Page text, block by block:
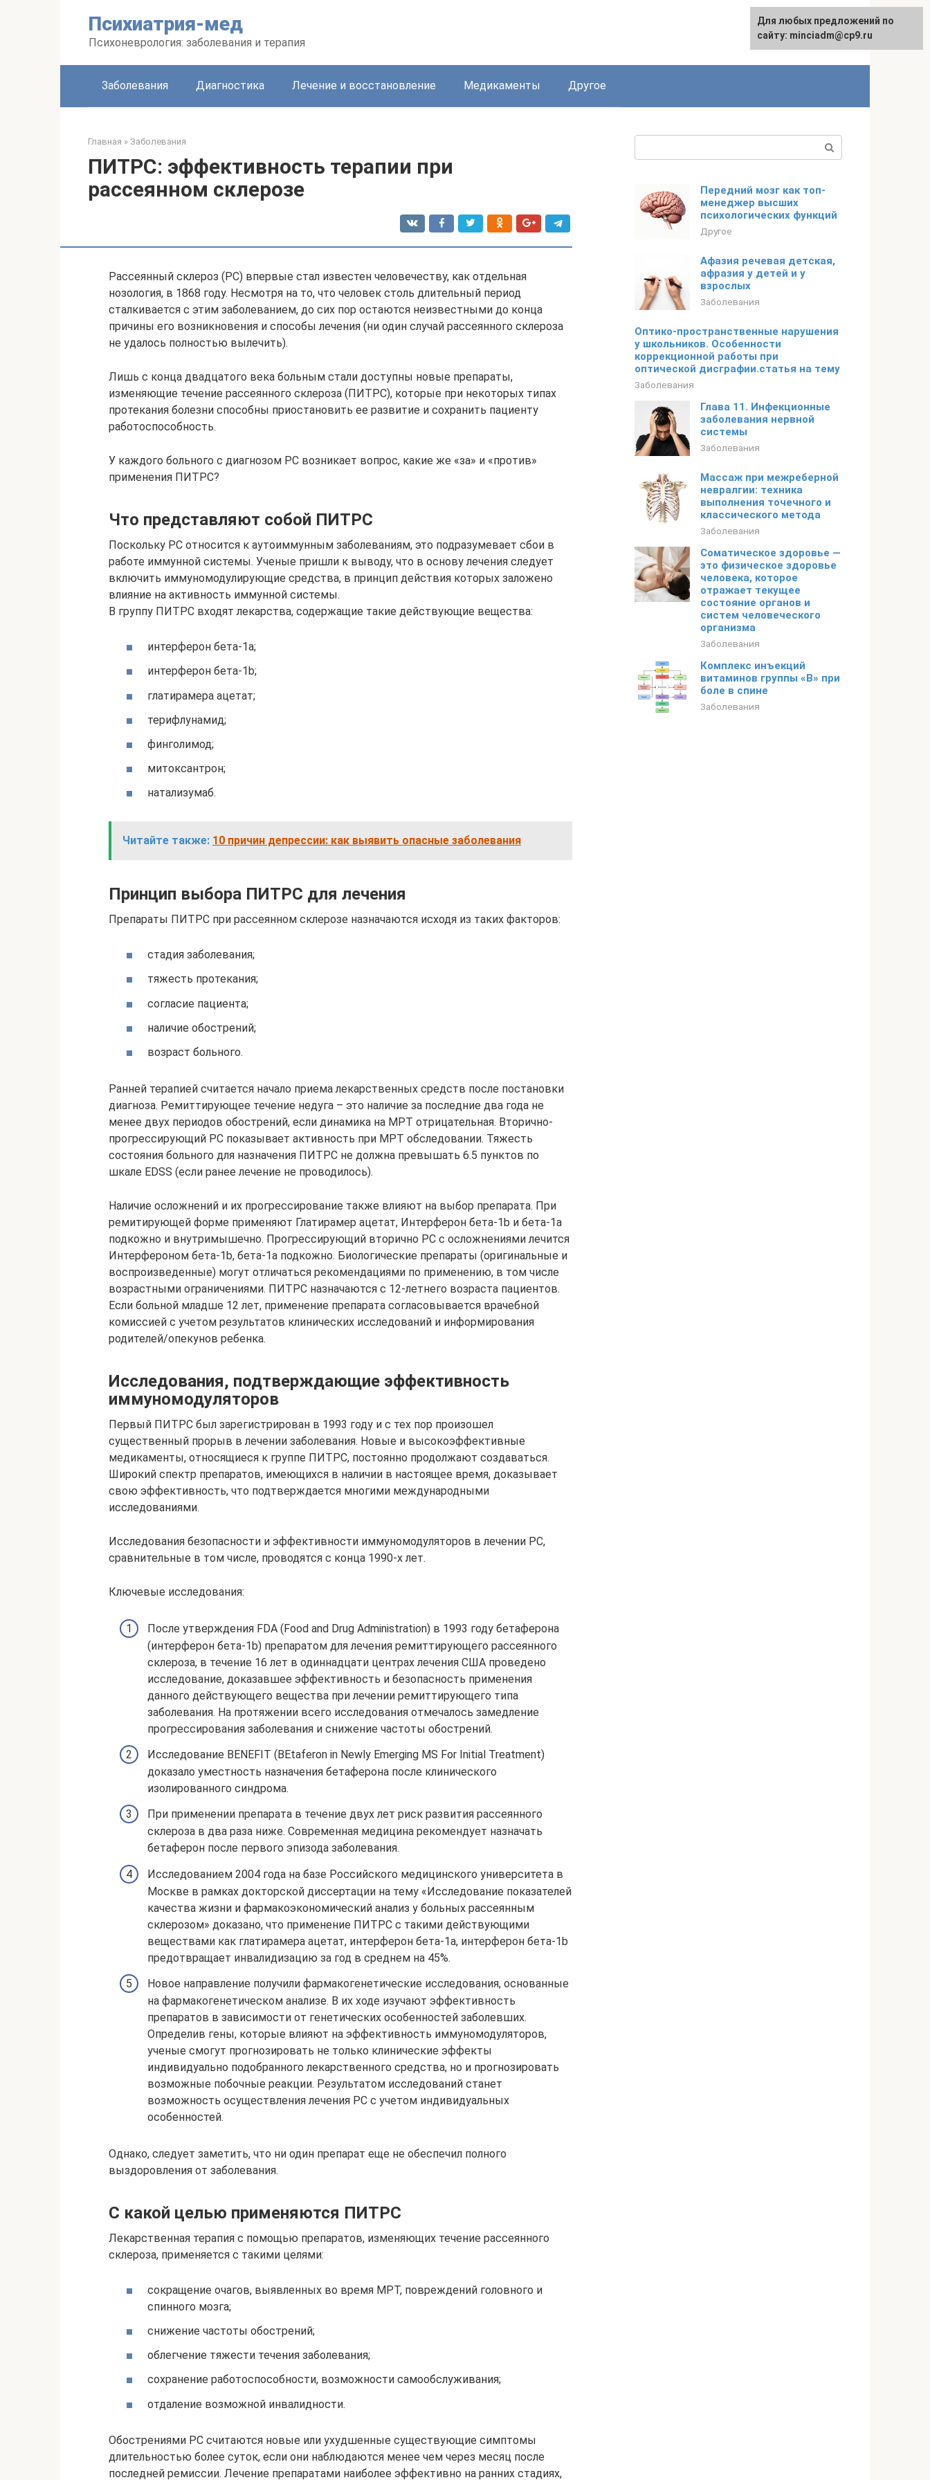
Психиатрия-мед
Психоневрология: заболевания и терапия
Заболевания Диагностика Лечение и восстановление Медикаменты Другое
Главная » Заболевания
ПИТРС: эффективность терапии при
рассеянном склерозе
Рассеянный склероз (РС) впервые стал известен человечеству, как отдельная
нозология, в 1868 году. Несмотря на то, что человек столь длительный период
сталкивается с этим заболеванием, до сих пор остаются неизвестными до конца
причины его возникновения и способы лечения (ни один случай рассеянного склероза
не удалось полностью вылечить).
Лишь с конца двадцатого века больным стали доступны новые препараты,
изменяющие течение рассеянного склероза (ПИТРС), которые при некоторых типах
протекания болезни способны приостановить ее развитие и сохранить пациенту
работоспособность.
У каждого больного с диагнозом РС возникает вопрос, какие же «за» и «против»
применения ПИТРС?
Что представляют собой ПИТРС
Поскольку РС относится к аутоиммунным заболеваниям, это подразумевает сбои в
работе иммунной системы. Ученые пришли к выводу, что в основу лечения следует
включить иммуномодулирующие средства, в принцип действия которых заложено
влияние на активность иммунной системы.
В группу ПИТРС входят лекарства, содержащие такие действующие вещества:
интерферон бета-1а;
интерферон бета-1b;
глатирамера ацетат;
терифлунамид;
финголимод;
митоксантрон;
натализумаб.
Читайте также: 10 причин депрессии: как выявить опасные заболевания
Принцип выбора ПИТРС для лечения
Препараты ПИТРС при рассеянном склерозе назначаются исходя из таких факторов:
стадия заболевания;
тяжесть протекания;
согласие пациента;
наличие обострений;
возраст больного.
Ранней терапией считается начало приема лекарственных средств после постановки
диагноза. Ремиттирующее течение недуга – это наличие за последние два года не
менее двух периодов обострений, если динамика на МРТ отрицательная. Вторично-
прогрессирующий РС показывает активность при МРТ обследовании. Тяжесть
состояния больного для назначения ПИТРС не должна превышать 6.5 пунктов по
шкале EDSS (если ранее лечение не проводилось).
Наличие осложнений и их прогрессирование также влияют на выбор препарата. При
ремитирующей форме применяют Глатирамер ацетат, Интерферон бета-1b и бета-1а
подкожно и внутримышечно. Прогрессирующий вторично РС с осложнениями лечится
Интерфероном бета-1b, бета-1а подкожно. Биологические препараты (оригинальные и
воспроизведенные) могут отличаться рекомендациями по применению, в том числе
возрастными ограничениями. ПИТРС назначаются с 12-летнего возраста пациентов.
Если больной младше 12 лет, применение препарата согласовывается врачебной
комиссией с учетом результатов клинических исследований и информирования
родителей/опекунов ребенка.
Исследования, подтверждающие эффективность
иммуномодуляторов
Первый ПИТРС был зарегистрирован в 1993 году и с тех пор произошел
существенный прорыв в лечении заболевания. Новые и высокоэффективные
медикаменты, относящиеся к группе ПИТРС, постоянно продолжают создаваться.
Широкий спектр препаратов, имеющихся в наличии в настоящее время, доказывает
свою эффективность, что подтверждается многими международными
исследованиями.
Исследования безопасности и эффективности иммуномодуляторов в лечении РС,
сравнительные в том числе, проводятся с конца 1990-х лет.
Ключевые исследования:
После утверждения FDA (Food and Drug Administration) в 1993 году бетаферона
(интерферон бета-1b) препаратом для лечения ремиттирующего рассеянного
склероза, в течение 16 лет в одиннадцати центрах лечения США проведено
исследование, доказавшее эффективность и безопасность применения
данного действующего вещества при лечении ремиттирующего типа
заболевания. На протяжении всего исследования отмечалось замедление
прогрессирования заболевания и снижение частоты обострений.
Исследование BENEFIT (BEtaferon in Newly Emerging MS For Initial Treatment)
доказало уместность назначения бетаферона после клинического
изолированного синдрома.
При применении препарата в течение двух лет риск развития рассеянного
склероза в два раза ниже. Современная медицина рекомендует назначать
бетаферон после первого эпизода заболевания.
Исследованием 2004 года на базе Российского медицинского университета в
Москве в рамках докторской диссертации на тему «Исследование показателей
качества жизни и фармакоэкономический анализ у больных рассеянным
склерозом» доказано, что применение ПИТРС с такими действующими
веществами как глатирамера ацетат, интерферон бета-1а, интерферон бета-1b
предотвращает инвалидизацию за год в среднем на 45%.
Новое направление получили фармакогенетические исследования, основанные
на фармакогенетическом анализе. В их ходе изучают эффективность
препаратов в зависимости от генетических особенностей заболевших.
Определив гены, которые влияют на эффективность иммуномодуляторов,
ученые смогут прогнозировать не только клинические эффекты
индивидуально подобранного лекарственного средства, но и прогнозировать
возможные побочные реакции. Результатом исследований станет
возможность осуществления лечения РС с учетом индивидуальных
особенностей.
Однако, следует заметить, что ни один препарат еще не обеспечил полного
выздоровления от заболевания.
С какой целью применяются ПИТРС
Лекарственная терапия с помощью препаратов, изменяющих течение рассеянного
склероза, применяется с такими целями:
сокращение очагов, выявленных во время МРТ, повреждений головного и
спинного мозга;
снижение частоты обострений;
облегчение тяжести течения заболевания;
сохранение работоспособности, возможности самообслуживания;
отдаление возможной инвалидности.
Обострениями РС считаются новые или ухудшенные существующие симптомы
длительностью более суток, если они наблюдаются менее чем через месяц после
последней ремиссии. Лечение препаратами наиболее эффективно на ранних стадиях,
Передний мозг как топ-
менеджер высших
психологических функций
Другое
Афазия речевая детская,
афразия у детей и у
взрослых
Заболевания
Оптико-пространственные нарушения
у школьников. Особенности
коррекционной работы при
оптической дисграфии.статья на тему
Заболевания
Глава 11. Инфекционные
заболевания нервной
системы
Заболевания
Массаж при межреберной
невралгии: техника
выполнения точечного и
классического метода
Заболевания
Соматическое здоровье —
это физическое здоровье
человека, которое
отражает текущее
состояние органов и
систем человеческого
организма
Заболевания
Комплекс инъекций
витаминов группы «В» при
боле в спине
Заболевания
Для любых предложений по
сайту: minciadm@cp9.ru